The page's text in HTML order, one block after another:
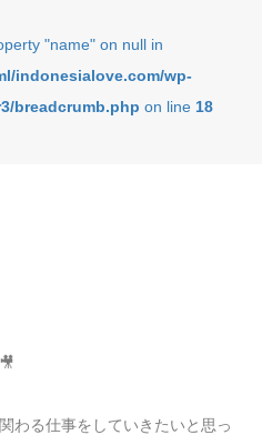
"name" on null in
indonesialove.com/wp-
breadcrumb.php on line 18
わる仕事をしていきたいと思っ